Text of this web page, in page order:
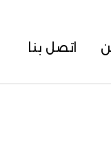
اتصل بنا